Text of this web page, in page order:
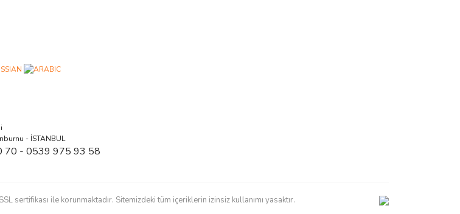
- İSTANBUL
- 0539 975 93 58
ile korunmaktadır. Sitemizdeki tüm içeriklerin izinsiz kullanımı yasaktır.